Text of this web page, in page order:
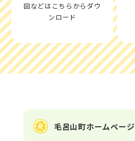
図などはこちらからダウ
ンロード
毛呂山町ホームページ